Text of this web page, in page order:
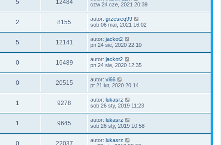
5 12484
czw 24 cze, 2021 20:39
2 8155 autor: grzesieq99
sob 06 mar, 2021 16:02
5 12141 autor: jackot2
pn 24 sie, 2020 22:10
0 16489 autor: jackot2
pn 24 sie, 2020 12:35
0 20515 autor: vi66
pt 21 lut, 2020 20:14
1 9278 autor: lukasrz
sob 26 sty, 2019 11:23
1 9645 autor: lukasrz
sob 26 sty, 2019 10:58
0 22037 autor: lukasrz